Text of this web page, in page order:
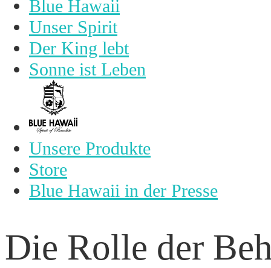
Blue Hawaii
Unser Spirit
Der King lebt
Sonne ist Leben
Unsere Produkte
Store
Blue Hawaii in der Presse
Die Rolle der